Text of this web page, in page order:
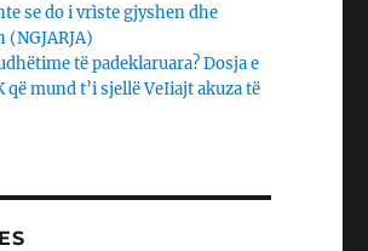
se do i vrìste gjyshen dhe
të padeklaruara? Dosja e
që mund t’i sjellë VeIiajt akuza të